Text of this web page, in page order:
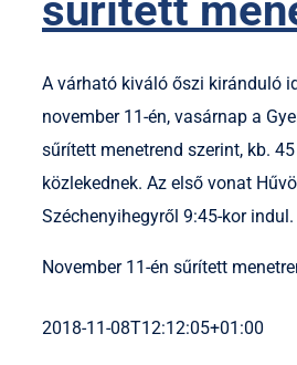
sűrített
A várható kiváló őszi kiránduló
november 11-én, vasárnap a
sűrített menetrend szerint, kb.
közlekednek. Az első vonat
Széchenyihegyről 9:45-kor indul.
November 11-én sűrített
2018-11-08T12:12:05+01:00